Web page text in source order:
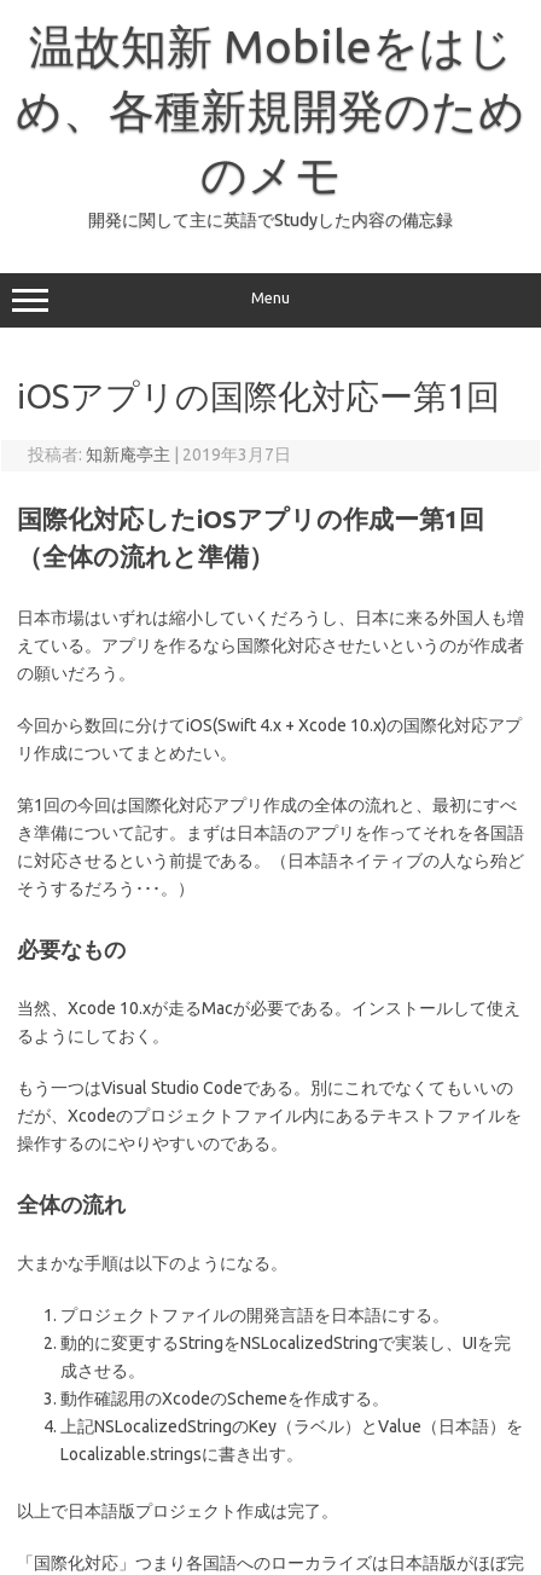
温故知新 Mobileをはじ
め、各種新規開発のため
のメモ
開発に関して主に英語でStudyした内容の備忘録
Menu
iOSアプリの国際化対応ー第1回
投稿者: 知新庵亭主 2019年3月7日
国際化対応したiOSアプリの作成ー第1回
（全体の流れと準備）
日本市場はいずれは縮小していくだろうし、日本に来る外国人も増
えている。アプリを作るなら国際化対応させたいというのが作成者
の願いだろう。
今回から数回に分けてiOS(Swift 4.x + Xcode 10.x)の国際化対応アプ
リ作成についてまとめたい。
第1回の今回は国際化対応アプリ作成の全体の流れと、最初にすべ
き準備について記す。まずは日本語のアプリを作ってそれを各国語
に対応させるという前提である。（日本語ネイティブの人なら殆ど
そうするだろう･･･。）
必要なもの
当然、Xcode 10.xが走るMacが必要である。インストールして使え
るようにしておく。
もう一つはVisual Studio Codeである。別にこれでなくてもいいの
だが、Xcodeのプロジェクトファイル内にあるテキストファイルを
操作するのにやりやすいのである。
全体の流れ
大まかな手順は以下のようになる。
プロジェクトファイルの開発言語を日本語にする。
動的に変更するStringをNSLocalizedStringで実装し、UIを完
成させる。
動作確認用のXcodeのSchemeを作成する。
上記NSLocalizedStringのKey（ラベル）とValue（日本語）を
Localizable.stringsに書き出す。
以上で日本語版プロジェクト作成は完了。
「国際化対応」つまり各国語へのローカライズは日本語版がほぼ完